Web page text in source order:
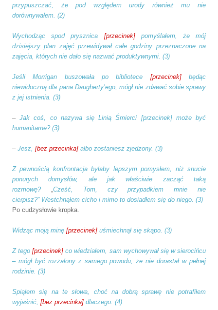
przypuszczać, że pod względem urody również mu nie
dorównywałem. (2)
Wychodząc spod prysznica [przecinek]
pomyślałem, że mój
dzisiejszy plan zajęć przewidywał całe godziny przeznaczone na
zajęcia, których nie dało się nazwać produktywnymi. (3)
Jeśli Morrigan buszowała po bibliotece [przecinek]
będąc
niewidoczną dla pana Daugherty’ego, mógł nie zdawać sobie sprawy
z jej istnienia. (3)
–Jak coś, co nazywa się Linią Śmierci [przecinek] może być
humanitarne? (3)
– Jesz, [bez przecinka] albo zostaniesz zjedzony. (3)
Z pewnością konfrontacja byłaby lepszym pomysłem, niż snucie
ponurych domysłów, ale jak właściwie zacząć taką
rozmowę? „Cześć, Tom, czy przypadkiem mnie nie
cierpisz?” Westchnąłem cicho i mimo to dosiadłem się do niego. (3)
Po cudzysłowie kropka.
Widząc moją minę [przecinek] uśmiechnął się skąpo. (3)
Z tego[przecinek] co wiedziałem, sam wychowywał się w sierocińcu
– mógł być rozżalony z samego powodu, że nie dorastał w pełnej
rodzinie. (3)
Spiąłem się na te słowa, choć na dobrą sprawę nie potrafiłem
wyjaśnić, [bez przecinka] dlaczego. (4)